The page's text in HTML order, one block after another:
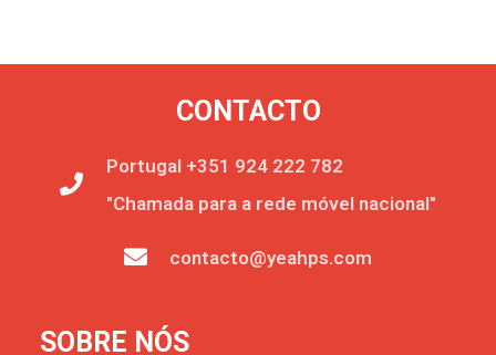
CONTACTO
Portugal +351 924 222 782
"Chamada para a rede móvel nacional"
contacto@yeahps.com
SOBRE NÓS